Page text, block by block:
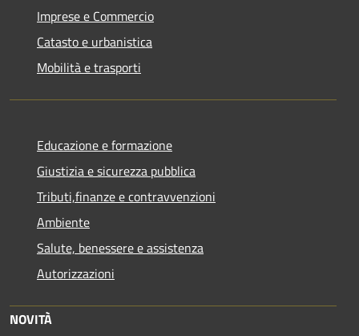
Imprese e Commercio
Catasto e urbanistica
Mobilità e trasporti
Educazione e formazione
Giustizia e sicurezza pubblica
Tributi,finanze e contravvenzioni
Ambiente
Salute, benessere e assistenza
Autorizzazioni
NOVITÀ